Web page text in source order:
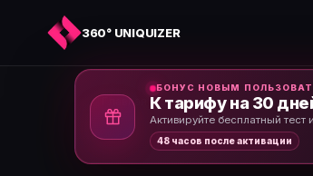
360° UNIQUIZER
Главная ›Новости и статьи›
БОНУС НОВЫМ
К тарифу на 30
Активируйте бесплатный
48 часов после активации